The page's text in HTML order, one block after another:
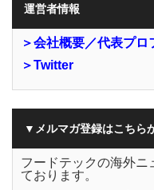
運営者情報
＞会社概要／代表プロ
＞Twitter
▼メルマガ登録はこちら
フードテックの海外ニ
ております。